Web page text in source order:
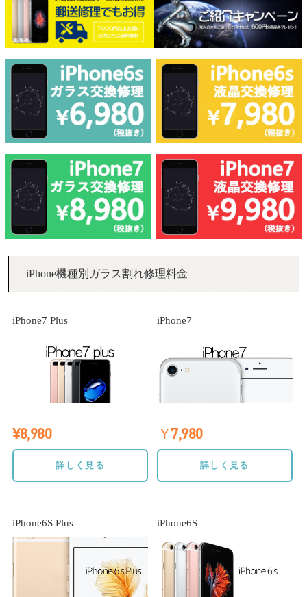
iPhone機種別ガラス割れ修理料金
iPhone7 Plus
¥8,980
詳しく見る
iPhone7
￥7,980
詳しく見る
iPhone6S Plus iPhone6S